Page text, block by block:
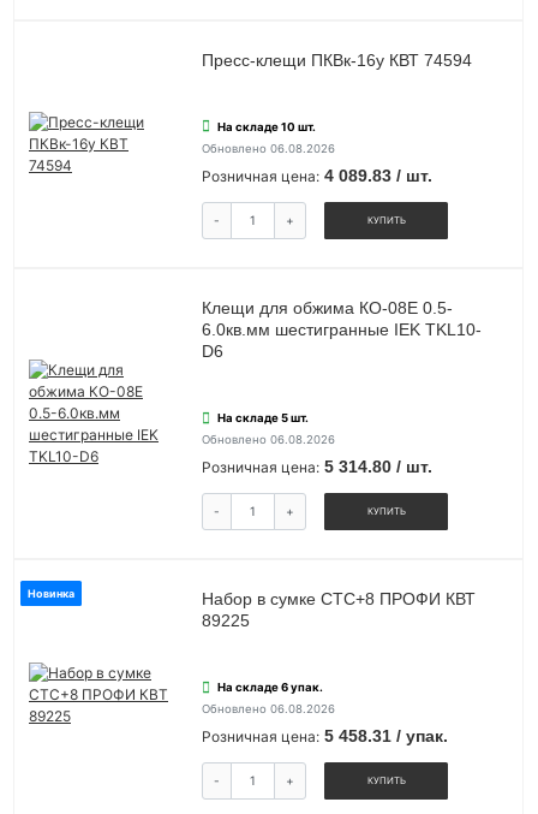
Пресс-клещи ПКВк-16у КВТ 74594
На складе 10 шт.
Обновлено 06.08.2026
Розничная цена: 4 089.83 / шт.
- + КУПИТЬ
Клещи для обжима КО-08Е 0.5-
6.0кв.мм шестигранные IEK TKL10-
D6
На складе 5 шт.
Обновлено 06.08.2026
Розничная цена: 5 314.80 / шт.
- + КУПИТЬ
Новинка
Набор в сумке СТС+8 ПРОФИ КВТ
89225
На складе 6 упак.
Обновлено 06.08.2026
Розничная цена: 5 458.31 / упак.
- + КУПИТЬ